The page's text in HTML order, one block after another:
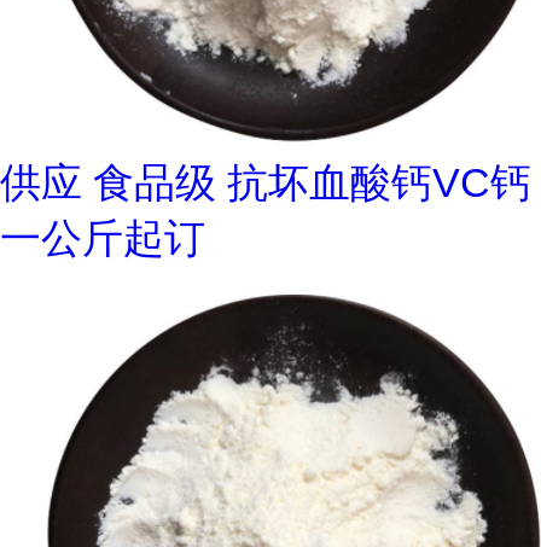
供应 食品级 抗坏血酸钙VC钙
一公斤起订